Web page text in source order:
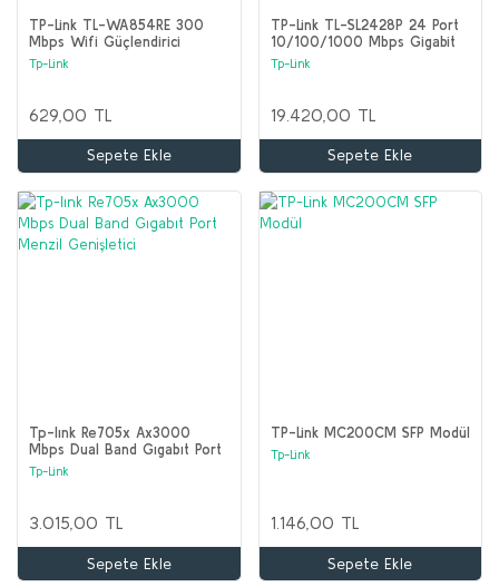
TP-Link TL-WA854RE 300
Mbps Wifi Güçlendirici
Tp-Link
629,00 TL
Sepete Ekle
TP-Link TL-SL2428P 24 Port
10/100/1000 Mbps Gigabit
Switch
Tp-Link
19.420,00 TL
Sepete Ekle
Tp-lınk Re705x Ax3000
Mbps Dual Band Gıgabıt Port
Menzil Genişletici
Tp-Link
3.015,00 TL
Sepete Ekle
TP-Link MC200CM SFP Modül
Tp-Link
1.146,00 TL
Sepete Ekle